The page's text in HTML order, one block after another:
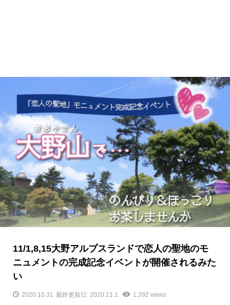
11/1,8,15大野アルプスランドで恋人の聖地のモ
ニュメントの完成記念イベントが開催されるみた
い
2020.10.31 最終更新日: 2020.11.1 1,392 views